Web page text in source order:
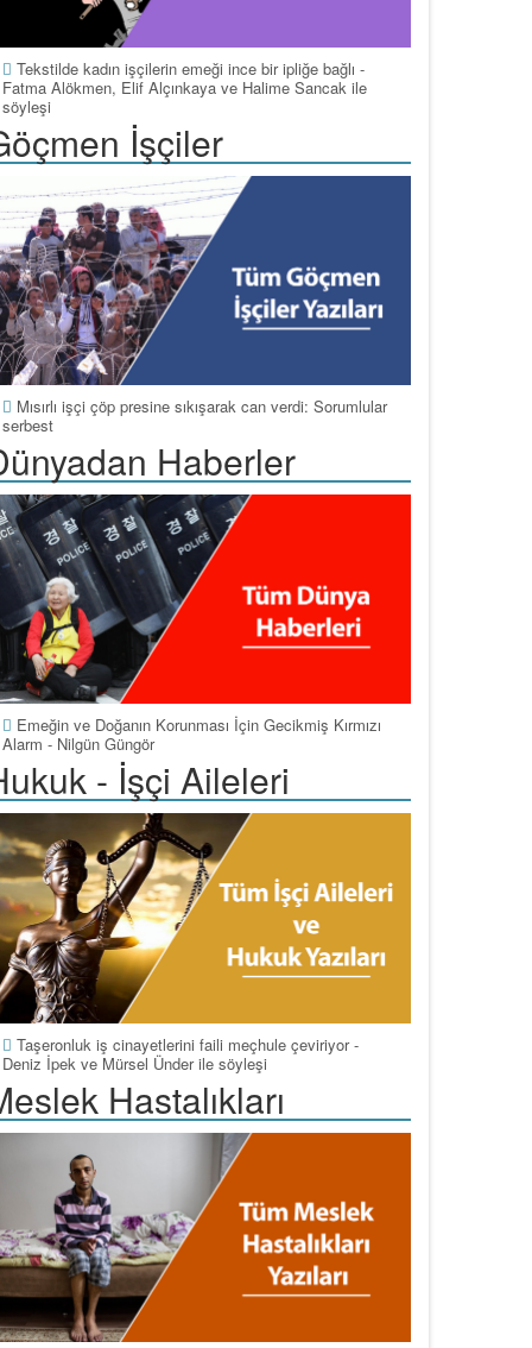
Tekstilde kadın işçilerin emeği ince bir ipliğe bağlı -
Fatma Alökmen, Elif Alçınkaya ve Halime Sancak ile
söyleşi
İşçiler
Mısırlı işçi çöp presine sıkışarak can verdi: Sorumlular
serbest
Haberler
Emeğin ve Doğanın Korunması İçin Gecikmiş Kırmızı
Alarm - Nilgün Güngör
- İşçi Aileleri
Taşeronluk iş cinayetlerini faili meçhule çeviriyor -
Deniz İpek ve Mürsel Ünder ile söyleşi
Hastalıkları